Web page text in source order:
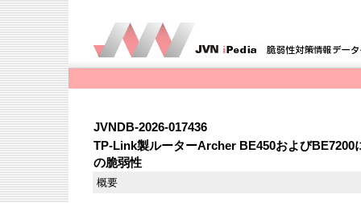
JVNDB-2026-017436
TP-Link製ルーターArcher BE450およびBE7200
の脆弱性
概要